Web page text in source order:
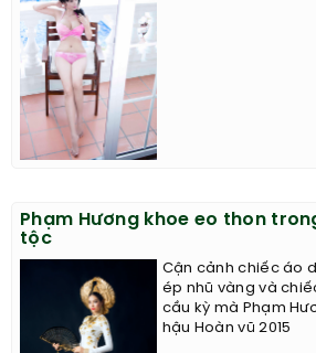
Phạm Hương khoe eo thon
tộc
Cận cảnh chiếc áo
ép nhũ vàng và
cầu kỳ mà Phạm
hậu Hoàn vũ 2015